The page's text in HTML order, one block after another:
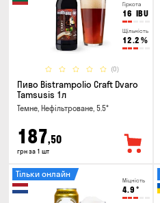
Гіркота
16 IBU
Щільність
12.2 %
(0)
Пиво Bistrampolio Craft Dvaro
Tamsusis 1л
Темне, Нефільтроване, 5.5°
187,50
грн за 1 шт
Міцність
4.9 °
Тільки онлайн